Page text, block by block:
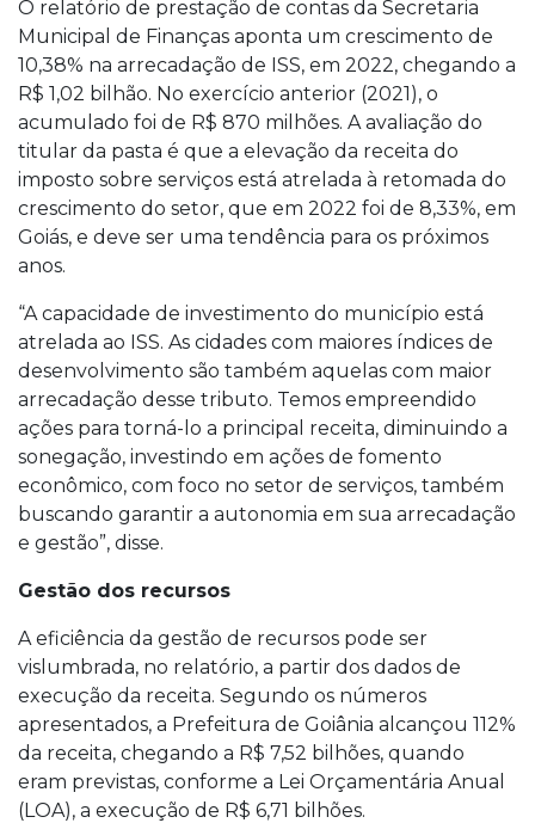
O relatório de prestação de contas da Secretaria
Municipal de Finanças aponta um crescimento de
10,38% na arrecadação de ISS, em 2022, chegando a
R$ 1,02 bilhão. No exercício anterior (2021), o
acumulado foi de R$ 870 milhões. A avaliação do
titular da pasta é que a elevação da receita do
imposto sobre serviços está atrelada à retomada do
crescimento do setor, que em 2022 foi de 8,33%, em
Goiás, e deve ser uma tendência para os próximos
anos.
“A capacidade de investimento do município está
atrelada ao ISS. As cidades com maiores índices de
desenvolvimento são também aquelas com maior
arrecadação desse tributo. Temos empreendido
ações para torná-lo a principal receita, diminuindo a
sonegação, investindo em ações de fomento
econômico, com foco no setor de serviços, também
buscando garantir a autonomia em sua arrecadação
e gestão”, disse.
Gestão dos recursos
A eficiência da gestão de recursos pode ser
vislumbrada, no relatório, a partir dos dados de
execução da receita. Segundo os números
apresentados, a Prefeitura de Goiânia alcançou 112%
da receita, chegando a R$ 7,52 bilhões, quando
eram previstas, conforme a Lei Orçamentária Anual
(LOA), a execução de R$ 6,71 bilhões.